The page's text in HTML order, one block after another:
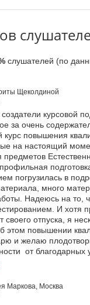
слушателей (по
Щеколдиной
курсовой
за очень
курс повышения
на настоящий
предметов
погрузилась в
много
Надеюсь на то,
И хотя
своего отпуска, я
этом повышении
и желаю
от благодарных
Маркова, Москва